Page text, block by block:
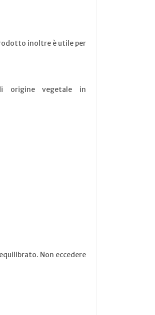
inoltre è utile per
origine vegetale in
Non eccedere